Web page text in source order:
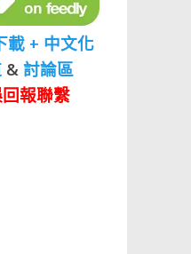
+ 中文化
& 討論區
報聯繫